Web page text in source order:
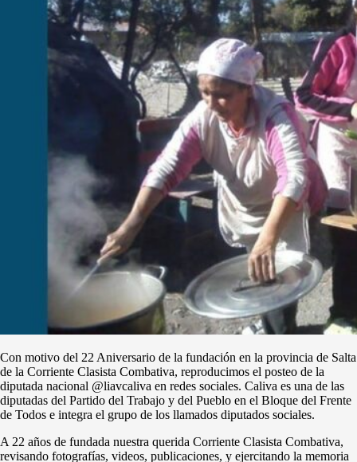
Con motivo del 22 Aniversario de la fundación en la provincia de Salta
de la Corriente Clasista Combativa, reproducimos el posteo de la
diputada nacional @liavcaliva en redes sociales. Caliva es una de las
diputadas del Partido del Trabajo y del Pueblo en el Bloque del Frente
de Todos e integra el grupo de los llamados diputados sociales.
A 22 años de fundada nuestra querida Corriente Clasista Combativa,
revisando fotografías, videos, publicaciones, y ejercitando la memoria